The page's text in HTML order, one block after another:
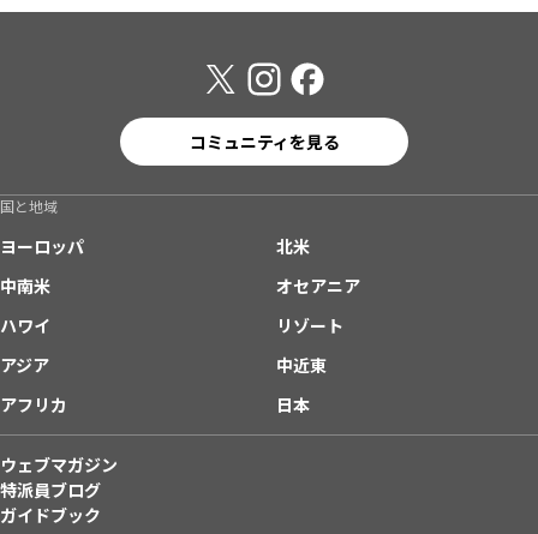
コミュニティを見る
国と地域
ヨーロッパ
北米
中南米
オセアニア
ハワイ
リゾート
アジア
中近東
アフリカ
日本
ウェブマガジン
特派員ブログ
ガイドブック